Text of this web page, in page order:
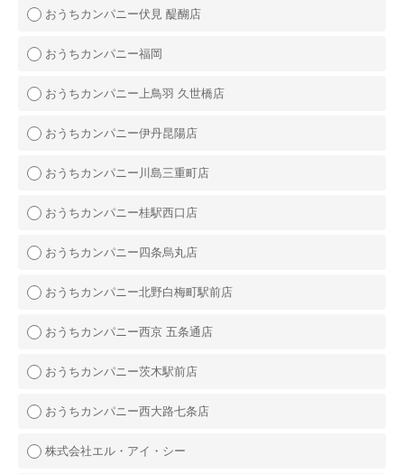
おうちカンパニー伏見 醍醐店
おうちカンパニー福岡
おうちカンパニー上鳥羽 久世橋店
おうちカンパニー伊丹昆陽店
おうちカンパニー川島三重町店
おうちカンパニー桂駅西口店
おうちカンパニー四条烏丸店
おうちカンパニー北野白梅町駅前店
おうちカンパニー西京 五条通店
おうちカンパニー茨木駅前店
おうちカンパニー西大路七条店
株式会社エル・アイ・シー